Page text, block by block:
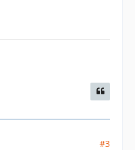
#3